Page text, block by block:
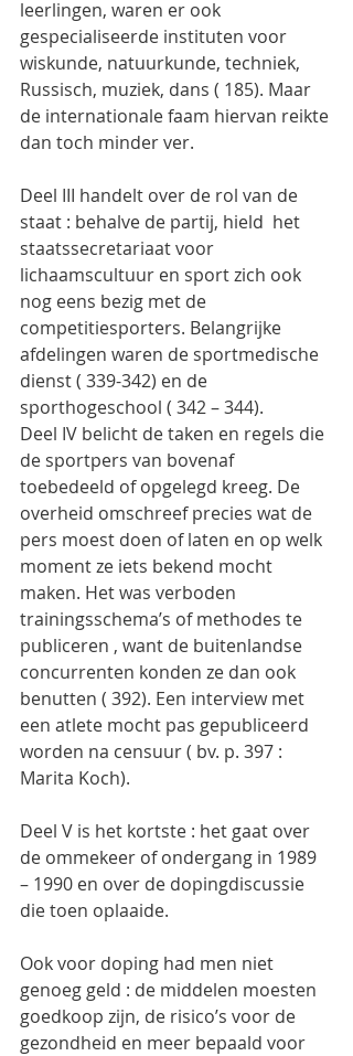
leerlingen, waren er ook
gespecialiseerde instituten voor
wiskunde, natuurkunde, techniek,
Russisch, muziek, dans ( 185). Maar
de internationale faam hiervan reikte
dan toch minder ver.
Deel III handelt over de rol van de
staat : behalve de partij, hield  het
staatssecretariaat voor
lichaamscultuur en sport zich ook
nog eens bezig met de
competitiesporters. Belangrijke
afdelingen waren de sportmedische
dienst ( 339-342) en de
sporthogeschool ( 342 – 344).
Deel IV belicht de taken en regels die
de sportpers van bovenaf
toebedeeld of opgelegd kreeg. De
overheid omschreef precies wat de
pers moest doen of laten en op welk
moment ze iets bekend mocht
maken. Het was verboden
trainingsschema’s of methodes te
publiceren , want de buitenlandse
concurrenten konden ze dan ook
benutten ( 392). Een interview met
een atlete mocht pas gepubliceerd
worden na censuur ( bv. p. 397 :
Marita Koch).
Deel V is het kortste : het gaat over
de ommekeer of ondergang in 1989
– 1990 en over de dopingdiscussie
die toen oplaaide.
Ook voor doping had men niet
genoeg geld : de middelen moesten
goedkoop zijn, de risico’s voor de
gezondheid en meer bepaald voor